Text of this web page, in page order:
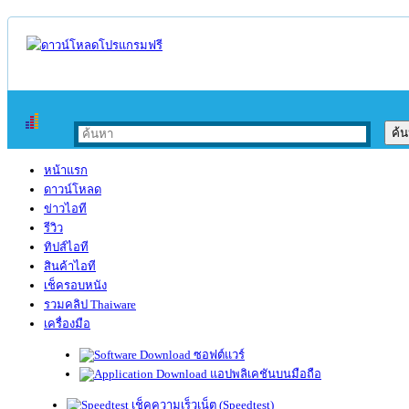
หน้าแรก
ดาวน์โหลด
ข่าวไอที
รีวิว
ทิปส์ไอที
สินค้าไอที
เช็ครอบหนัง
รวมคลิป Thaiware
เครื่องมือ
ซอฟต์แวร์
แอปพลิเคชันบนมือถือ
เช็คความเร็วเน็ต (Speedtest)